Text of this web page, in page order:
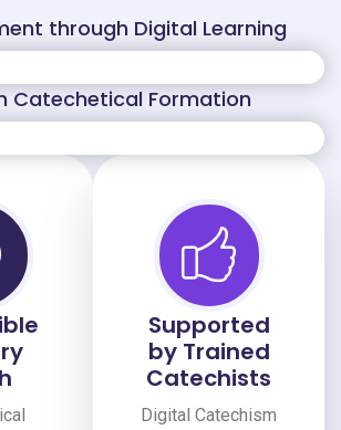
Supported
by Trained
Catechists
Digital Catechism
through Digital Learning
Catechetical Formation